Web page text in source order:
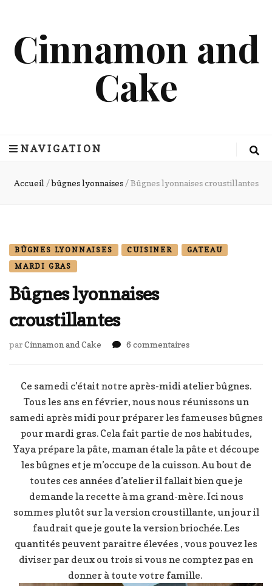
Cinnamon and
Cake
NAVIGATION
Accueil /bûgnes lyonnaises / Bûgnes lyonnaises croustillantes
BÛGNES LYONNAISES CUISINER
GATEAU
MARDI GRAS
Bûgnes lyonnaises
croustillantes
parCinnamon and Cake 6 commentairessur
croustillantes
Ce samedi c’était notre après-midi atelier bûgnes.
Tous les ans en février, nous nous réunissons un
samedi après midi pour préparer les fameuses bûgnes
pour mardi gras. Cela fait partie de nos habitudes,
Yaya prépare la pâte, maman étale la pâte et découpe
les bûgnes et je m’occupe de la cuisson. Au bout de
toutes ces années d’atelier il fallait bien que je
demande la recette à ma grand-mère. Ici nous
sommes plutôt sur la version croustillante, un jour il
faudrait que je goute la version briochée. Les
quantités peuvent paraitre élevées , vous pouvez les
diviser par deux ou trois si vous ne comptez pas en
donner à toute votre famille.